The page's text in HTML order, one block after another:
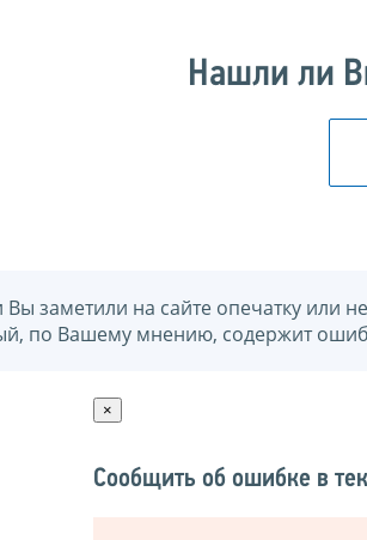
Нашли ли
Вы заметили на сайте опечатку или
по Вашему мнению, содержит
×
Сообщить об ошибке в